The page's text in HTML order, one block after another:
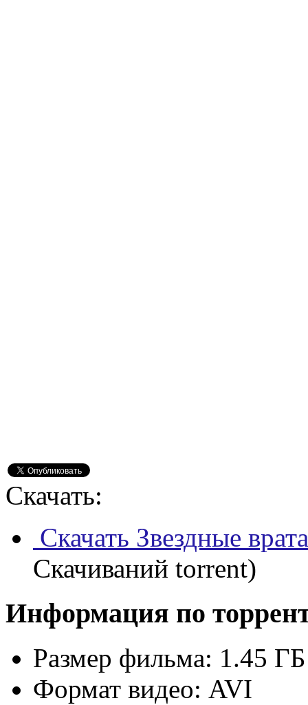
Скачать:
Скачать Звездные
Скачиваний torrent)
Информация по
Размер фильма: 1.45 ГБ
Формат видео: AVI